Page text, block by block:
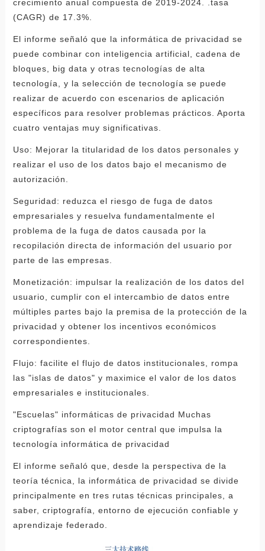
crecimiento anual compuesta de 2019-2024. .tasa
(CAGR) de 17.3%.
El informe señaló que la informática de privacidad se
puede combinar con inteligencia artificial, cadena de
bloques, big data y otras tecnologías de alta
tecnología, y la selección de tecnología se puede
realizar de acuerdo con escenarios de aplicación
específicos para resolver problemas prácticos. Aporta
cuatro ventajas muy significativas.
Uso: Mejorar la titularidad de los datos personales y
realizar el uso de los datos bajo el mecanismo de
autorización.
Seguridad: reduzca el riesgo de fuga de datos
empresariales y resuelva fundamentalmente el
problema de la fuga de datos causada por la
recopilación directa de información del usuario por
parte de las empresas.
Monetización: impulsar la realización de los datos del
usuario, cumplir con el intercambio de datos entre
múltiples partes bajo la premisa de la protección de la
privacidad y obtener los incentivos económicos
correspondientes.
Flujo: facilite el flujo de datos institucionales, rompa
las "islas de datos" y maximice el valor de los datos
empresariales e institucionales.
"Escuelas" informáticas de privacidad Muchas
criptografías son el motor central que impulsa la
tecnología informática de privacidad
El informe señaló que, desde la perspectiva de la
teoría técnica, la informática de privacidad se divide
principalmente en tres rutas técnicas principales, a
saber, criptografía, entorno de ejecución confiable y
aprendizaje federado.